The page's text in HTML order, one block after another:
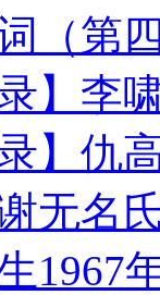
（第
录】
录】
无名
1967